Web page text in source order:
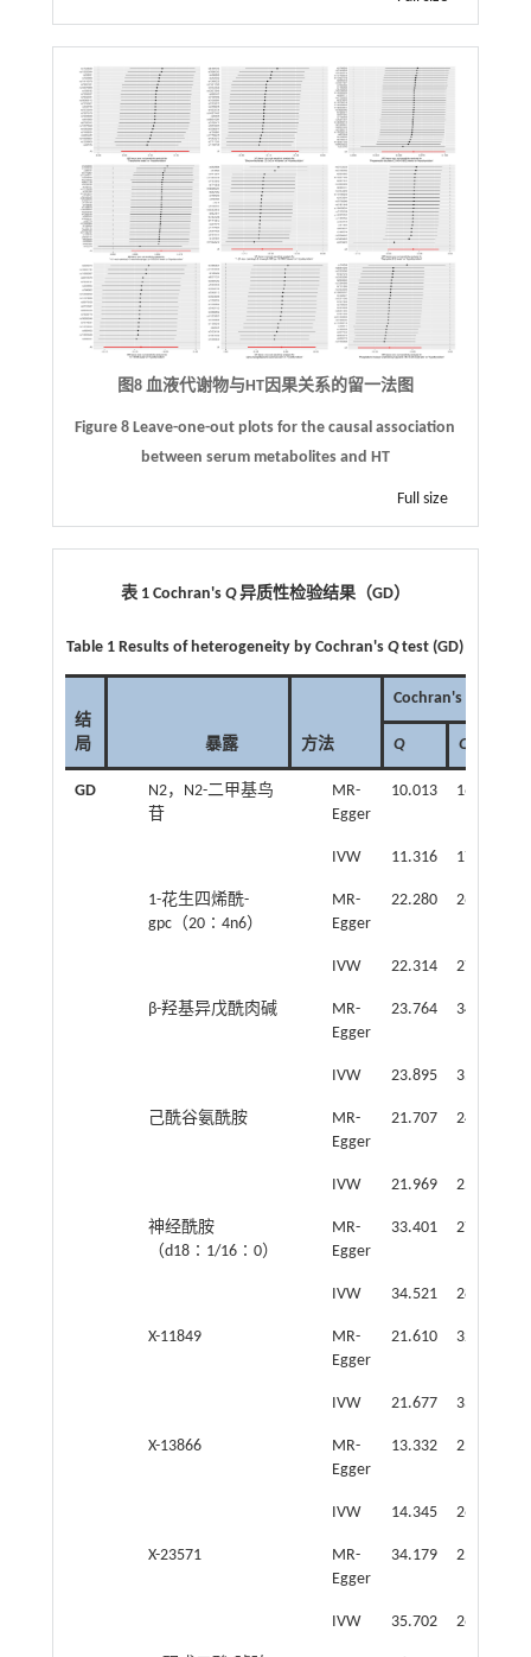
图8 血液代谢物与 HT因果关系的留一法图
Figure 8 Leave-one-out plots for the causal association
between serum metabolites and HT
Full size
表 1 Cochran's Q异质性检验结果（GD）
Table 1 Results of heterogeneity by Cochran'sQtest (GD)
结
局
暴露 方法
Cochran's
Q Q
GD
N2，N2-二甲基鸟
苷
MR-
Egger
10.013 16.000
IVW 11.316 17.000
1-花生四烯酰-
gpc（20∶4n6）
MR-
Egger
22.280 26.000
IVW 22.314 27.000
β-羟基异戊酰肉碱
MR-
Egger
23.764 34.000
IVW 23.895 35.000
己酰谷氨酰胺
MR-
Egger
21.707 24.000
IVW 21.969 25.000
神经酰胺
（d18∶1/16∶0）
MR-
Egger
33.401 27.000
IVW 34.521 28.000
X-11849
MR-
Egger
21.610 32.000
IVW 21.677 33.000
X-13866
MR-
Egger
13.332 25.000
IVW 14.345 26.000
X-23571
MR-
Egger
34.179 25.000
IVW 35.702 26.000